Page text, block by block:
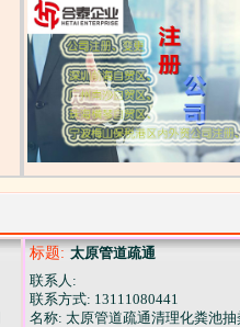
标题: 太原管道疏通
联系人:
联系方式: 13111080441
名称: 太原管道疏通清理化粪池抽